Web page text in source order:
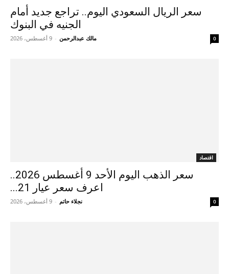
سعر الريال السعودي اليوم.. تراجع جديد أمام
الجنيه في البنوك
مالك عبدالرحمن - 9 أغسطس، 2026 0
اقتصاد
سعر الذهب اليوم الأحد 9 أغسطس 2026..
اعرف سعر عيار 21...
نجلاء حاتم - 9 أغسطس، 2026 0